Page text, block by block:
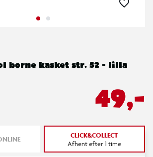
børne kasket str. 52 - lilla
49,-
CLICK&COLLECT
Afhent efter 1 time